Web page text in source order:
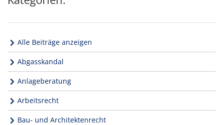
Alle Beiträge anzeigen
Abgasskandal
Anlageberatung
Arbeitsrecht
Bau- und Architektenrecht